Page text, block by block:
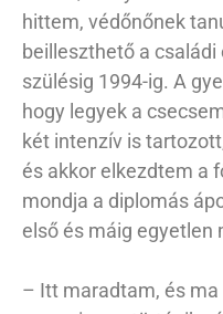
hittem, védőnőnek
beilleszthető a
szülésig 1994-ig. A
hogy legyek a
két intenzív is
és akkor elkezdtem a
mondja a diplomás
első és máig egyetlen
– Itt maradtam, és